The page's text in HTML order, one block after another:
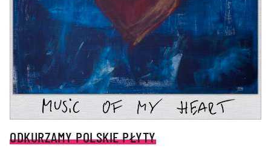
ODKURZAMY POLSKIE PŁYTY